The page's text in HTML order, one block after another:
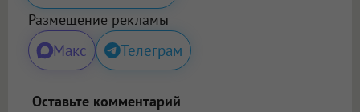
Размещение рекламы
Макс Телеграм
Оставьте комментарий